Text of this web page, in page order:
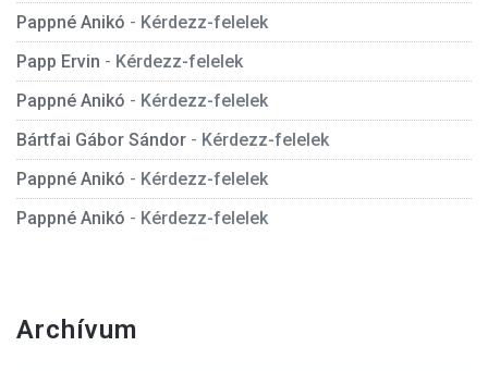
Pappné Anikó - Kérdezz-felelek
Papp Ervin - Kérdezz-felelek
Pappné Anikó - Kérdezz-felelek
Bártfai Gábor Sándor - Kérdezz-felelek
Pappné Anikó - Kérdezz-felelek
Pappné Anikó - Kérdezz-felelek
Archívum